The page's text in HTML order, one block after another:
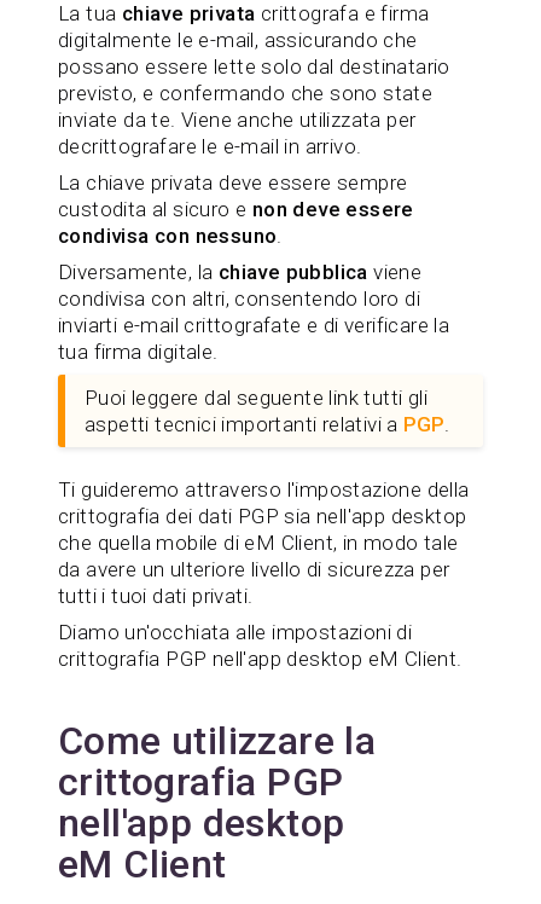
La tua chiave privata crittografa e firma
digitalmente le e-mail, assicurando che
possano essere lette solo dal destinatario
previsto, e confermando che sono state
inviate da te. Viene anche utilizzata per
decrittografare le e-mail in arrivo.
La chiave privata deve essere sempre
custodita al sicuro e non deve essere
condivisa con nessuno.
Diversamente, la chiave pubblica viene
condivisa con altri, consentendo loro di
inviarti e-mail crittografate e di verificare la
tua firma digitale.
Puoi leggere dal seguente link tutti gli
aspetti tecnici importanti relativi a PGP.
Ti guideremo attraverso l'impostazione della
crittografia dei dati PGP sia nell'app desktop
che quella mobile di eM Client, in modo tale
da avere un ulteriore livello di sicurezza per
tutti i tuoi dati privati.
Diamo un'occhiata alle impostazioni di
crittografia PGP nell'app desktop eM Client.
Come utilizzare la
crittografia PGP
nell'app desktop
eM Client